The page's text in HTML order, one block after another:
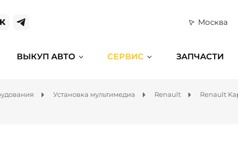
Москва
ВЫКУП АВТО СЕРВИС ЗАПЧАСТИ
Установка мультимедиа Renault Renault